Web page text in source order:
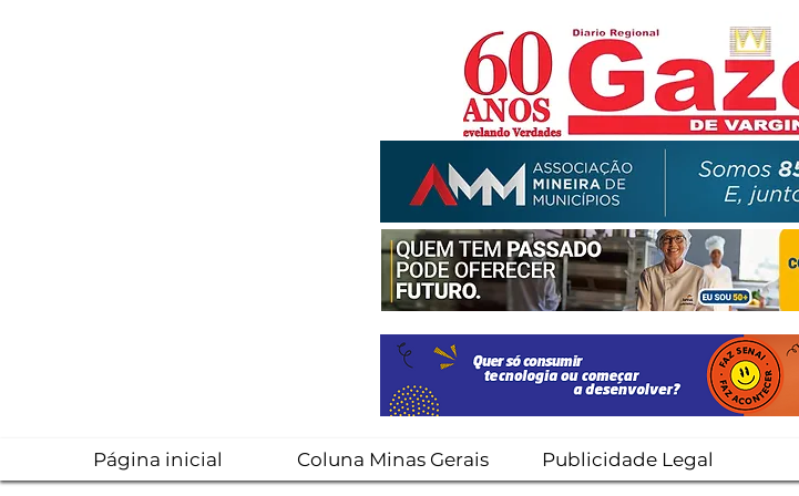
Página inicial Coluna Minas Gerais Publicidade Legal